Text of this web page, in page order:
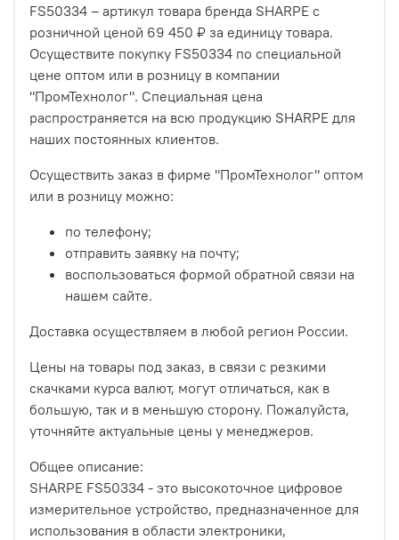
FS50334 – артикул товара бренда SHARPE с
розничной ценой 69 450 ₽ за единицу товара.
Осуществите покупку FS50334 по специальной
цене оптом или в розницу в компании
"ПромТехнолог". Специальная цена
распространяется на всю продукцию SHARPE для
наших постоянных клиентов.
Осуществить заказ в фирме "ПромТехнолог" оптом
или в розницу можно:
по телефону;
отправить заявку на почту;
воспользоваться формой обратной связи на
нашем сайте.
Доставка осуществляем в любой регион России.
Цены на товары под заказ, в связи с резкими
скачками курса валют, могут отличаться, как в
большую, так и в меньшую сторону. Пожалуйста,
уточняйте актуальные цены у менеджеров.
Общее описание:
SHARPE FS50334 - это высокоточное цифровое
измерительное устройство, предназначенное для
использования в области электроники,